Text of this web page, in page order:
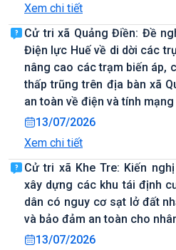
Xem chi tiết
Cử tri xã Quảng Điền: Đề
Điện lực Huế về di dời các
nâng cao các trạm biến áp,
thấp trũng trên địa bàn xã
an toàn về điện và tính
13/07/2026
Xem chi tiết
Cử tri xã Khe Tre: Kiến
xây dựng các khu tái định
dân có nguy cơ sạt lở đất
và bảo đảm an toàn cho
13/07/2026